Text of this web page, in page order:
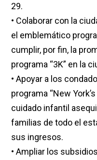
29.
• Colaborar con la
el emblemático
cumplir, por fin, la
programa “3K” en la
• Apoyar a los
programa “New
cuidado infantil
familias de todo el
sus ingresos.
• Ampliar los